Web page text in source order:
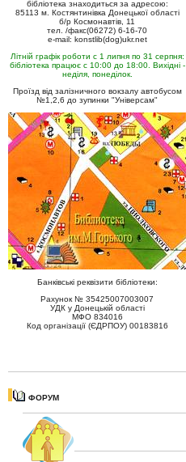
бібліотека знаходиться за адресою:
85113 м. Костянтинівка Донецької області
б/р Космонавтів, 11
тел. /факс(06272) 6-16-70
e-mail: konstlib(dog)ukr.net
Літній графік роботи с 1 липня по 31 серпня:
бібліотека працює с 10:00 до 18:00. Вихідні -
неділя, понеділок.
Проїзд від залізничного вокзалу автобусом
№1,2,6 до зупинки "Універсам"
Банківські реквізити бібліотеки:
Рахунок № 35425007003007
УДК у Донецькій області
МФО 834016
Код організації (ЄДРПОУ) 00183816
ФОРУМ